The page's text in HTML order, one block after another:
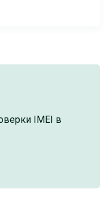
IMEI в